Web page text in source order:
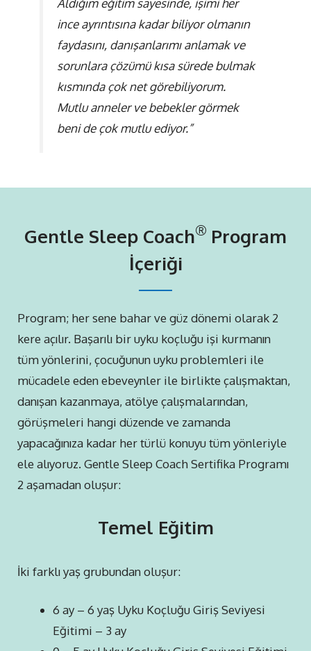
ince ayrıntısına kadar biliyor olmanın
faydasını, danışanlarımı anlamak ve
sorunlara çözümü kısa sürede bulmak
kısmında çok net görebiliyorum.
Mutlu anneler ve bebekler görmek
beni de çok mutlu ediyor.”
Gentle Sleep Coach® Program
İçeriği
Program; her sene bahar ve güz dönemi olarak 2
kere açılır. Başarılı bir uyku koçluğu işi kurmanın
tüm yönlerini, çocuğunun uyku problemleri ile
mücadele eden ebeveynler ile birlikte çalışmaktan,
danışan kazanmaya, atölye çalışmalarından,
görüşmeleri hangi düzende ve zamanda
yapacağınıza kadar her türlü konuyu tüm yönleriyle
ele alıyoruz. Gentle Sleep Coach Sertifika Programı
2 aşamadan oluşur:
Temel Eğitim
İki farklı yaş grubundan oluşur:
6 ay – 6 yaş Uyku Koçluğu Giriş Seviyesi
Eğitimi – 3 ay